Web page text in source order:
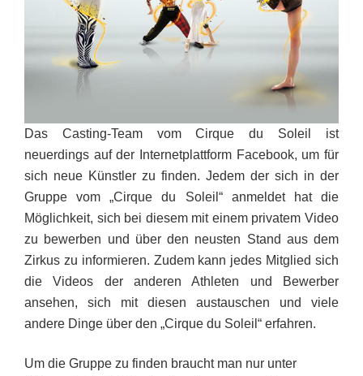
Das Casting-Team vom Cirque du Soleil ist
neuerdings auf der Internetplattform Facebook, um für
sich neue Künstler zu finden. Jedem der sich in der
Gruppe vom „Cirque du Soleil“ anmeldet hat die
Möglichkeit, sich bei diesem mit einem privatem Video
zu bewerben und über den neusten Stand aus dem
Zirkus zu informieren. Zudem kann jedes Mitglied sich
die Videos der anderen Athleten und Bewerber
ansehen, sich mit diesen austauschen und viele
andere Dinge über den „Cirque du Soleil“ erfahren.
Um die Gruppe zu finden braucht man nur unter